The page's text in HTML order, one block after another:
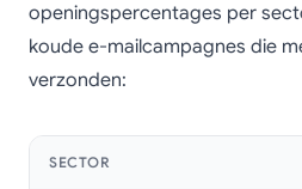
openingspercentages per
koude e-mailcampagnes die
verzonden:
SECTOR